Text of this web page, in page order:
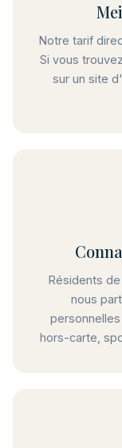
Notre tarif
Si vous
sur un site
Résidents
nous
hors-carte,